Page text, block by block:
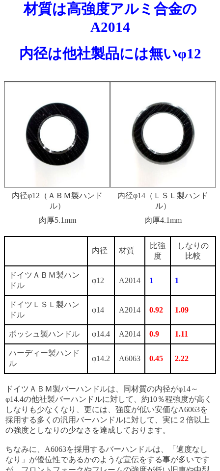
材質は高強度アルミ合金の
A2014
内径は他社製品には無いφ12
内径φ12（ＡＢＭ製ハンド
ル）
内径φ14（ＬＳＬ製ハンド
ル）
肉厚5.1mm
肉厚4.1mm
内径 材質
比強
度
しなりの
比較
ドイツＡＢＭ製ハン
ドル
φ12 A2014 1 1
ドイツＬＳＬ製ハン
ドル
φ14 A2014 0.92 1.09
ポッシュ製ハンドル φ14.4 A2014 0.9 1.11
ハーディー製ハンド
ル
φ14.2 A6063 0.45 2.22
ドイツＡＢＭ製バーハンドルは、同材質の内径がφ14～
φ14.4の他社製バーハンドルに対して、約10％程強度が高く
しなりも少なくなり、更には、強度が低い安価なA6063を
採用する多くの汎用バーハンドルに対して、実に２倍以上
の強度としなりの少なさを達成しております。
ちなみに、A6063を採用するバーハンドルは、「適度なし
なり」が優位性であるかのような宣伝をする事が多いです